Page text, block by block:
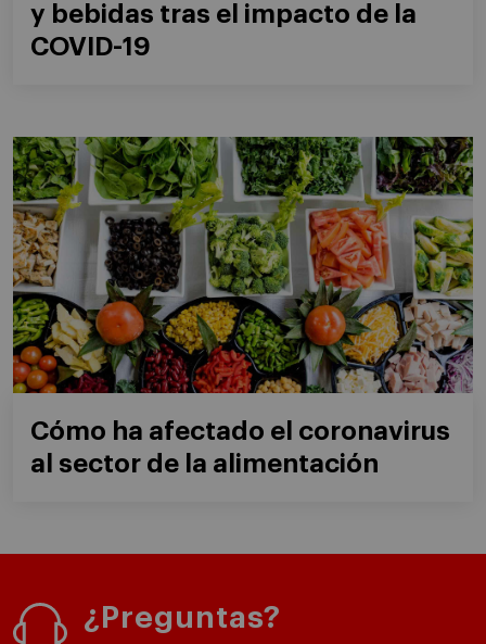
y bebidas tras el impacto de la
COVID-19
Cómo ha afectado el coronavirus
al sector de la alimentación
¿Preguntas?